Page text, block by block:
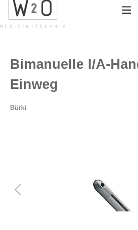
springen
Bimanuelle I/A-
Einweg
Bürki